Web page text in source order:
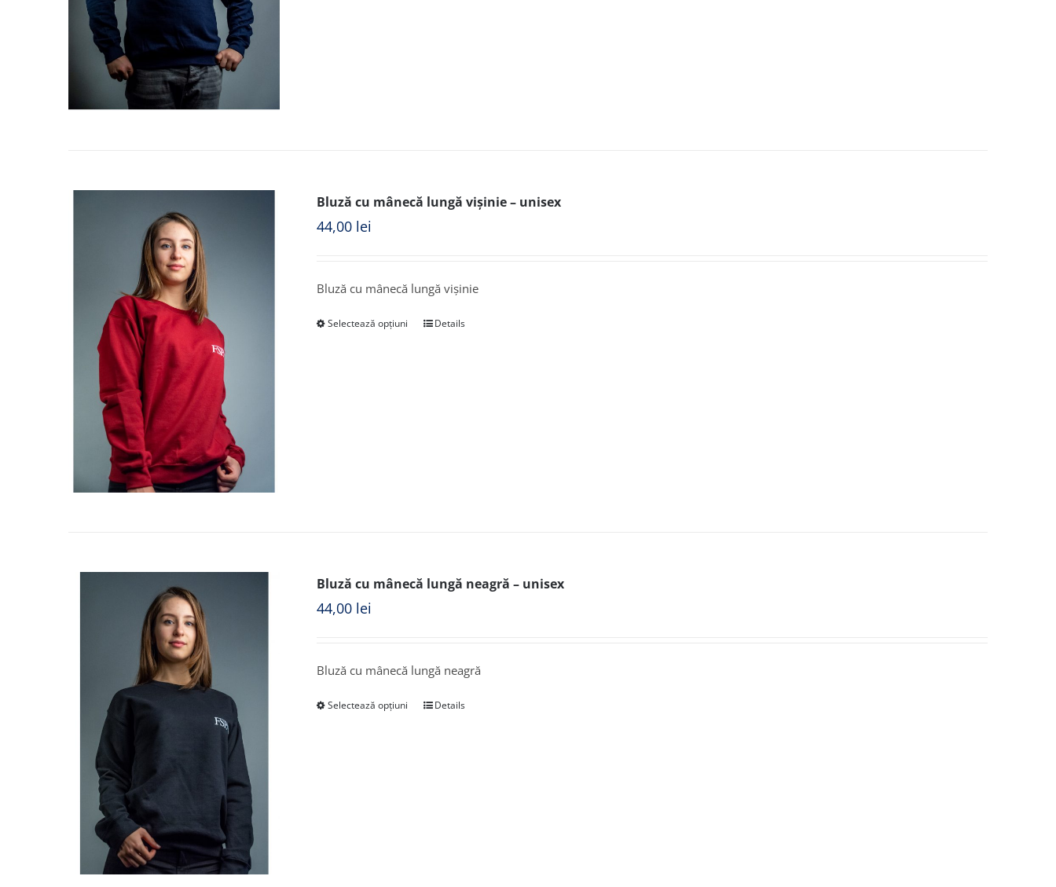
Bluză cu mânecă lungă vișinie – unisex
44,00 lei
Bluză cu mânecă lungă vișinie
Selectează opțiuni Details
Bluză cu mânecă lungă neagră – unisex
44,00 lei
Bluză cu mânecă lungă neagră
Selectează opțiuni Details